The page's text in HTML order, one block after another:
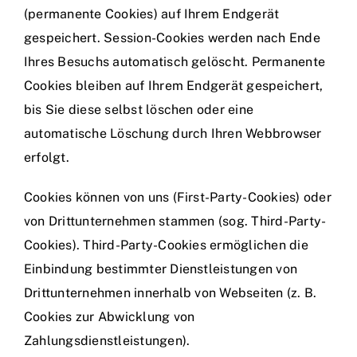
(permanente Cookies) auf Ihrem Endgerät
gespeichert. Session-Cookies werden nach Ende
Ihres Besuchs automatisch gelöscht. Permanente
Cookies bleiben auf Ihrem Endgerät gespeichert,
bis Sie diese selbst löschen oder eine
automatische Löschung durch Ihren Webbrowser
erfolgt.
Cookies können von uns (First-Party-Cookies) oder
von Drittunternehmen stammen (sog. Third-Party-
Cookies). Third-Party-Cookies ermöglichen die
Einbindung bestimmter Dienstleistungen von
Drittunternehmen innerhalb von Webseiten (z. B.
Cookies zur Abwicklung von
Zahlungsdienstleistungen).